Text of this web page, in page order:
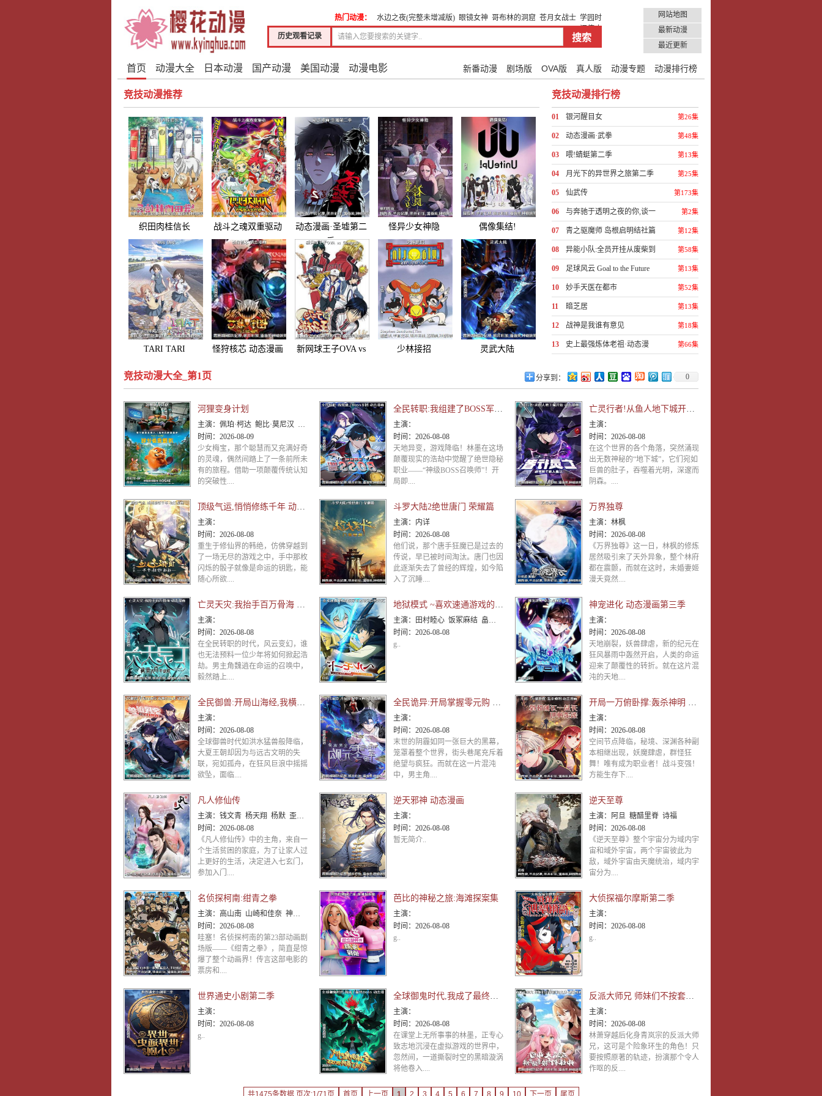
历史观看记录
热门动漫： 水边之夜(完整未增减版) 眼镜女神 哥布林的洞窟 苍月女战士 学园时
网站地图
最新动漫
最近更新
首页 动漫大全 日本动漫 国产动漫 美国动漫 动漫电影 新番动漫 剧场版 OVA版 真人版 动漫专题 动漫排行榜
竞技动漫推荐
织田肉桂信长 战斗之魂双重驱动
动态漫画·圣墟第二
季
怪异少女神隐 偶像集结!
TARI TARI 怪狩核芯 动态漫画
新网球王子OVA vs
少林接招 灵武大陆
竞技动漫排行榜
01 银河醒目女 第26集
02 动态漫画·武拳 第48集
03 喂!蜻蜓第二季 第13集
04 月光下的异世界之旅第二季 第25集
05 仙武传 第173集
06 与奔驰于透明之夜的你,谈一
场看不见的恋爱 动漫
第2集
07 青之驱魔师 岛根启明结社篇 第12集
08 异能小队:全员开挂从废柴到
巅峰 动态漫画
第58集
09 足球风云 Goal to the Future 第13集
10 妙手天医在都市 第52集
11 暗芝居 第13集
12 战神是我谁有意见 第18集
13 史上最强炼体老祖·动态漫 第66集
竞技动漫大全_第1页 分享到： 0
河狸变身计划
主演： 佩珀·柯达 鲍比·莫尼汉 乔恩·哈姆 凯茜·纳基麦 戴夫·弗兰科 爱德华多·弗兰科 梅丽莎·维亚西诺
时间： 2026-08-09
少女梅宝，那个聪慧而又充满好奇
的灵魂，偶然间踏上了一条前所未
有的旅程。借助一项颠覆传统认知
的突破性....
全民转职:我组建了BOSS军团 动态漫画
主演：
时间： 2026-08-08
天地异变，游戏降临！林墨在这场
颠覆现实的浩劫中觉醒了绝世隐秘
职业——“神级BOSS召唤师”！开
局即....
亡灵行者!从鱼人地下城开始 动态漫画
主演：
时间： 2026-08-08
在这个世界的各个角落，突然涌现
出无数神秘的“地下城”，它们宛如
巨兽的肚子，吞噬着光明，深邃而
阴森。....
顶级气运,悄悄修练千年 动态漫画
主演：
时间： 2026-08-08
重生于修仙界的韩绝，仿佛穿越到
了一场无尽的游戏之中，手中那枚
闪烁的骰子就像是命运的钥匙，能
随心所欲....
斗罗大陆2绝世唐门 荣耀篇
主演：
内详
时间： 2026-08-08
他们说，那个唐手狂魔已是过去的
传说，早已被时间淘汰。唐门也因
此逐渐失去了曾经的辉煌，如今陷
入了沉睡....
万界独尊
主演： 林枫
时间： 2026-08-08
《万界独尊》这一日，林枫的修炼
居然吸引来了天外异象，整个林府
都在震颤，而就在这时，未婚妻姬
漫夭竟然....
亡灵天灾:我抬手百万骨海 动态漫画
主演：
时间： 2026-08-08
在全民转职的时代，风云变幻，谁
也无法预料一位少年将如何掀起浩
劫。男主角魏逍在命运的召唤中，
毅然踏上....
地狱模式 ~喜欢速通游戏的玩家在废设定异世界无双~第二季
主演：
田村睦心 饭冢麻结 畠中祐 千本木彩花 石川英郎 大原沙耶香 小市真琴 杉田智和 千叶翔也 三宅麻理
时间： 2026-08-08
g..
神宠进化 动态漫画第三季
主演：
时间： 2026-08-08
天地崩裂，妖兽肆虐，新的纪元在
狂风暴雨中轰然开启，人类的命运
迎来了颠覆性的转折。就在这片混
沌的天地....
全民御兽:开局山海经,我横扫全球 动态漫画
主演：
时间： 2026-08-08
全球御兽时代如洪水猛兽般降临，
大夏王朝却因为与远古文明的失
联，宛如孤舟，在狂风巨浪中摇摇
欲坠，面临....
全民诡异:开局掌握零元购 动态漫画
主演：
时间： 2026-08-08
末世的阴霾如同一张巨大的黑幕，
笼罩着整个世界，街头巷尾充斥着
绝望与疯狂。而就在这一片混沌
中，男主角....
开局一万俯卧撑:轰杀神明 动态漫画
主演：
时间： 2026-08-08
空间节点降临，秘境、深渊各种副
本相继出现，妖魔肆虐，群怪狂
舞！唯有成为职业者！战斗变强！
方能生存下....
凡人修仙传
主演： 钱文青 杨天翔 杨默 歪歪 谷江山 乔诗语
时间： 2026-08-08
《凡人修仙传》中的主角，来自一
个生活贫困的家庭，为了让家人过
上更好的生活，决定进入七玄门，
参加入门....
逆天邪神 动态漫画
主演：
时间： 2026-08-08
暂无简介..
逆天至尊
主演：
阿旦 糖醋里脊 诗福
时间： 2026-08-08
《逆天至尊》整个宇宙分为域内宇
宙和域外宇宙，两个宇宙彼此为
敌，域外宇宙由天魔统治，域内宇
宙分为....
名侦探柯南:绀青之拳
主演： 高山南 山崎和佳奈 神谷明 小山力也 林原惠美 山口胜平 田中秀幸 岛本须美 绪方贤一 堀川亮 松井菜樱子 宫村优子 岩居由希子 大谷育江 高木涉 高岛雅罗 堀之纪 立木文彦 小山茉美 三石琴乃 置鲇龙太郎 日高法子 池田秀一 古谷彻
时间： 2026-08-08
哇塞！名侦探柯南的第23部动画剧
场版——《绀青之拳》，简直是惊
爆了整个动画界！传言这部电影的
票房和....
芭比的神秘之旅:海滩探案集
主演：
时间： 2026-08-08
g..
大侦探福尔摩斯第二季
主演：
时间： 2026-08-08
g..
世界通史小剧第二季
主演：
时间： 2026-08-08
g..
全球御鬼时代,我成了最终BOSS 动态漫
主演：
时间： 2026-08-08
在课堂上无所事事的林墨，正专心
致志地沉浸在虚拟游戏的世界中，
忽然间，一道撕裂时空的黑暗漩涡
将他卷入....
反派大师兄 师妹们不按套路出牌·动态漫画
主演：
时间： 2026-08-08
林萧穿越后化身青岚宗的反派大师
兄，这可是个险象环生的角色！只
要按照原著的轨迹，扮演那个令人
作呕的反....
共1475条数据 页次:1/71页 首页 上一页 1 2 3 4 5 6 7 8 9 10 下一页 尾页